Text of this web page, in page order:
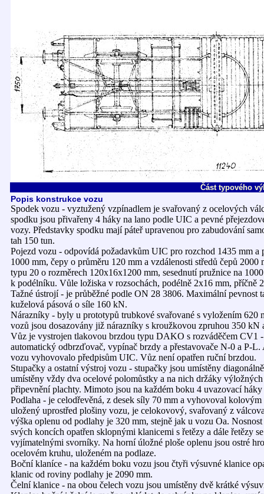
Část typového
Popis konstrukce vozu
Spodek vozu - vyztužený vzpínadlem je svařovaný z ocelových
spodku jsou přivařeny 4 háky na lano podle UIC a pevné
vozy. Představky spodku mají páteř upravenou pro zabudování
tah 150 tun.
Pojezd vozu - odpovídá požadavkům UIC pro rozchod 1435 mm
1000 mm, čepy o průměru 120 mm a vzdálenosti středů čepů
typu 20 o rozměrech 120x16x1200 mm, sesednutí pružnice na
k podélníku. Vůle ložiska v rozsochách, podélně 2x16 mm, příčně
Tažné ústrojí - je průběžné podle ON 28 3806. Maximální pevnost
kuželová pásová o síle 160 kN.
Nárazníky - byly u prototypů trubkové svařované s vyložením
vozů jsou dosazovány již nárazníky s kroužkovou zpruhou 350
Vůz je vystrojen tlakovou brzdou typu DAKO s rozváděčem CV1
automatický odbrzďovač, vypínač brzdy a přestavovače N-0 a P-
vozu vyhovovalo předpisům UIC. Vůz není opatřen ruční brzdou.
Stupačky a ostatní výstroj vozu - stupačky jsou umístěny
umístěny vždy dva ocelové polomůstky a na nich držáky
připevnění plachty. Mimoto jsou na každém boku 4 uvazovací
Podlaha - je celodřevěná, z desek síly 70 mm a vyhovoval
uložený uprostřed plošiny vozu, je celokovový, svařovaný z
výška oplenu od podlahy je 320 mm, stejně jak u vozu Oa.
svých koncích opatřen sklopnými klanicemi s řetězy a dále řetězy
vyjímatelnými svorníky. Na horní úložné ploše oplenu jsou ostré
ocelovém kruhu, uloženém na podlaze.
Boční klaníce - na každém boku vozu jsou čtyři výsuvné klanice
klanic od roviny podlahy je 2090 mm.
Čelní klanice - na obou čelech vozu jsou umístěny dvě krátké